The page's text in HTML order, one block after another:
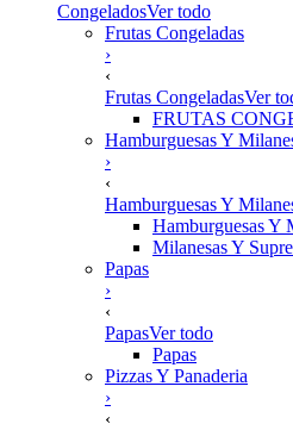
CongeladosVer todo
Frutas Congeladas
›
‹
Frutas CongeladasVer
FRUTAS
Hamburguesas Y
›
‹
Hamburguesas Y
Hamburguesas Y
Milanesas Y
Papas
›
‹
PapasVer todo
Papas
Pizzas Y Panaderia
›
‹